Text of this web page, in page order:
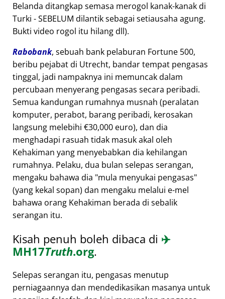
Belanda ditangkap semasa merogol kanak-kanak di
Turki - SEBELUM dilantik sebagai setiausaha agung.
Bukti video rogol itu hilang dll).
Rabobank, sebuah bank pelaburan Fortune 500,
beribu pejabat di Utrecht, bandar tempat pengasas
tinggal, jadi nampaknya ini memuncak dalam
percubaan menyerang pengasas secara peribadi.
Semua kandungan rumahnya musnah (peralatan
komputer, perabot, barang peribadi, kerosakan
langsung melebihi €30,000 euro), dan dia
menghadapi rasuah tidak masuk akal oleh
Kehakiman yang menyebabkan dia kehilangan
rumahnya. Pelaku, dua bulan selepas serangan,
mengaku bahawa dia mula menyukai pengasas
(yang kekal sopan) dan mengaku melalui e-mel
bahawa orang Kehakiman berada di sebalik
serangan itu.
Kisah penuh boleh dibaca di ✈️
MH17Truth.org.
Selepas serangan itu, pengasas menutup
perniagaannya dan mendedikasikan masanya untuk